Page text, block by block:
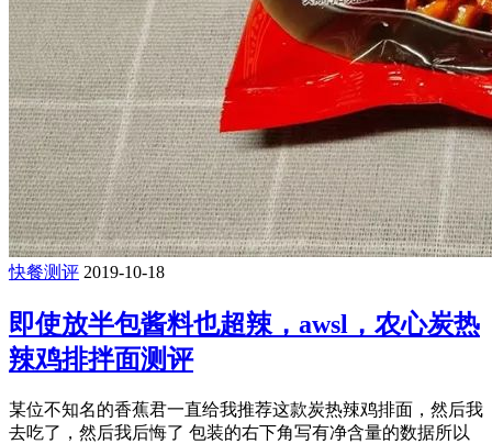
快餐测评 2019-10-18
即使放半包酱料也超辣，awsl，农心炭热
辣鸡排拌面测评
某位不知名的香蕉君一直给我推荐这款炭热辣鸡排面，然后我
去吃了，然后我后悔了 包装的右下角写有净含量的数据所以